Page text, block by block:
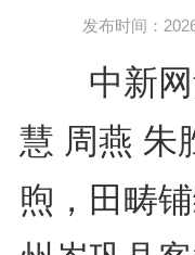
发布时间：
中新网
慧 周燕 朱
煦，田畴